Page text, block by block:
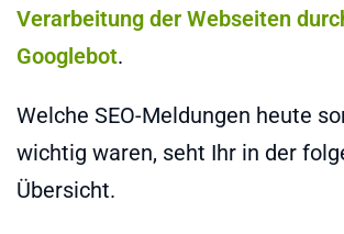
Verarbeitung der Webseiten
Googlebot.
Welche SEO-Meldungen heute
wichtig waren, seht Ihr in der
Übersicht.